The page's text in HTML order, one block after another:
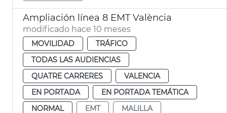
Ampliación línea 8 EMT València
modificado hace 10 meses
MOVILIDAD
TRÁFICO
TODAS LAS AUDIENCIAS
QUATRE CARRERES
VALENCIA
EN PORTADA
EN PORTADA TEMÁTICA
NORMAL
EMT
MALILLA